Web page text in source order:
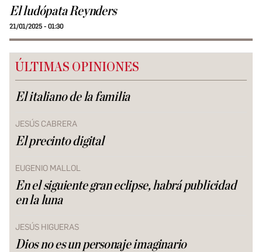
El ludópata Reynders
21/01/2025 - 01:30
ÚLTIMAS OPINIONES
El italiano de la familia
JESÚS CABRERA
El precinto digital
EUGENIO MALLOL
En el siguiente gran eclipse, habrá publicidad
en la luna
JESÚS HIGUERAS
Dios no es un personaje imaginario